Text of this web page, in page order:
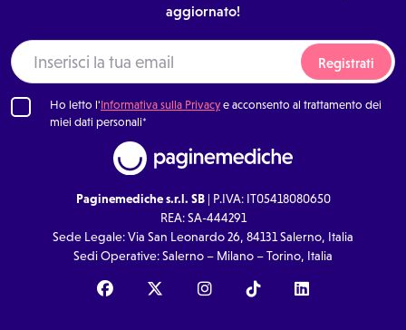
aggiornato!
Registrati
Ho letto l'Informativa sulla Privacye acconsento al trattamento dei
miei dati personali*
Paginemediche s.r.l. SB| P.IVA: IT05418080650
REA: SA-444291
Sede Legale: Via San Leonardo 26, 84131 Salerno, Italia
Sedi Operative: Salerno – Milano – Torino, Italia